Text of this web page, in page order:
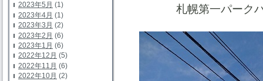
2023年5月 (1)
2023年4月 (1)
2023年3月 (2)
2023年2月 (6)
2023年1月 (6)
2022年12月 (5)
2022年11月 (6)
2022年10月 (2)
札幌第一パークハ